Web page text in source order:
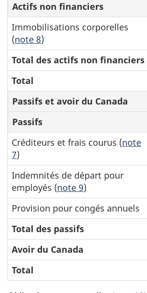
Actifs non financiers
Immobilisations corporelles
(note 8)
Total des actifs non financiers
Total
Passifs et avoir du Canada
Passifs
Créditeurs et frais courus (note
7)
Indemnités de départ pour
employés (note 9)
Provision pour congés annuels
Total des passifs
Avoir du Canada
Total